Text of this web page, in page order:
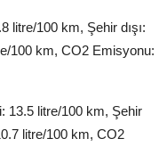
litre/100 km, Şehir dışı:
100 km, CO2 Emisyonu:
13.5 litre/100 km, Şehir
litre/100 km, CO2